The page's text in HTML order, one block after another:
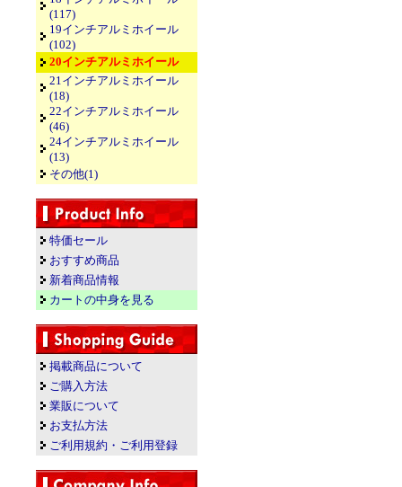
(117)
19インチアルミホイール
(102)
20インチアルミホイール
21インチアルミホイール
(18)
22インチアルミホイール
(46)
24インチアルミホイール
(13)
その他(1)
特価セール
おすすめ商品
新着商品情報
カートの中身を見る
掲載商品について
ご購入方法
業販について
お支払方法
ご利用規約・ご利用登録